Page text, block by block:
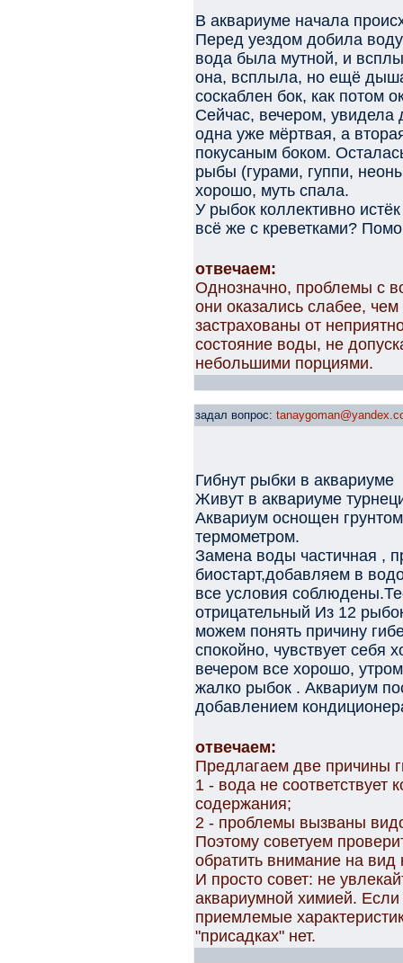
В аквариуме начала
Перед уездом добила
вода была мутной, и
она, всплыла, но ещё
соскаблен бок, как потом
Сейчас, вечером, увидела
одна уже мёртвая, а
покусаным боком.
рыбы (гурами, гуппи,
хорошо, муть спала.
У рыбок коллективно
всё же с креветками?
отвечаем:
Однозначно, проблемы с
они оказались слабее,
застрахованы от
состояние воды, не
небольшими порциями.
задал вопрос:
Гибнут рыбки в аквариуме
Живут в аквариуме
Аквариум оснощен
термометром.
Замена воды частичная ,
биостарт,добавляем в
все условия
отрицательный Из 12
можем понять причину
спокойно, чувствует себя
вечером все хорошо,
жалко рыбок . Аквариум
добавлением
отвечаем:
Предлагаем две причины
1 - вода не
содержания;
2 - проблемы вызваны
Поэтому советуем
обратить внимание на
И просто совет: не
аквариумной химией.
приемлемые
"присадках" нет.